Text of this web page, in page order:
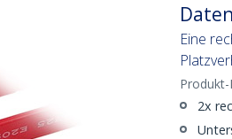
Eine
Produkt-
2x